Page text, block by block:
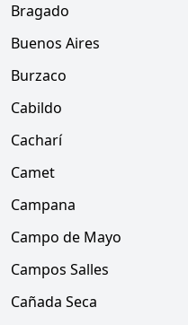
Bragado
Buenos Aires
Burzaco
Cabildo
Cacharí
Camet
Campana
Campo de Mayo
Campos Salles
Cañada Seca